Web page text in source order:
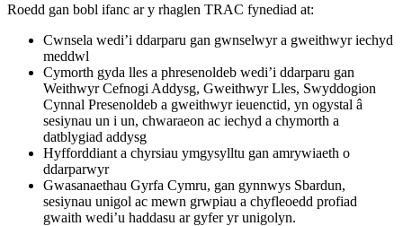
Roedd gan bobl ifanc ar y rhaglen TRAC fynediad at:
Cwnsela wedi’i ddarparu gan gwnselwyr a gweithwyr iechyd
meddwl
Cymorth gyda lles a phresenoldeb wedi’i ddarparu gan
Weithwyr Cefnogi Addysg, Gweithwyr Lles, Swyddogion
Cynnal Presenoldeb a gweithwyr ieuenctid, yn ogystal â
sesiynau un i un, chwaraeon ac iechyd a chymorth a
datblygiad addysg
Hyfforddiant a chyrsiau ymgysylltu gan amrywiaeth o
ddarparwyr
Gwasanaethau Gyrfa Cymru, gan gynnwys Sbardun,
sesiynau unigol ac mewn grwpiau a chyfleoedd profiad
gwaith wedi’u haddasu ar gyfer yr unigolyn.